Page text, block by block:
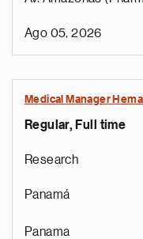
Ago 05, 2026
Medical Manager
Regular, Full time
Research
Panamá
Panama